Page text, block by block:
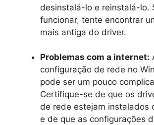
desinstalá-lo e reinstalá-lo.
funcionar, tente encontrar
mais antiga do driver.
Problemas com a internet:
configuração de rede no
pode ser um pouco
Certifique-se de que os
de rede estejam instalados
e de que as configurações